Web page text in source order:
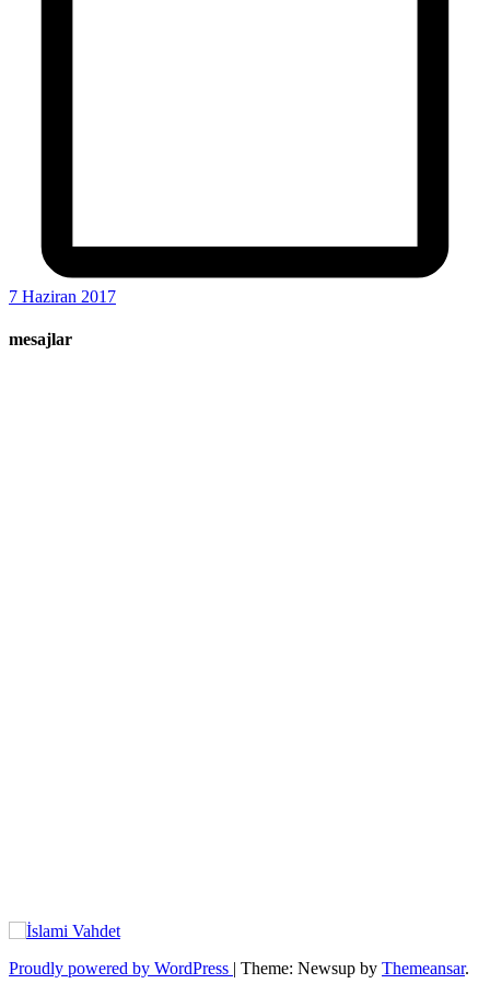
7 Haziran 2017
mesajlar
Proudly powered by WordPress | Theme: Newsup by Themeansar.